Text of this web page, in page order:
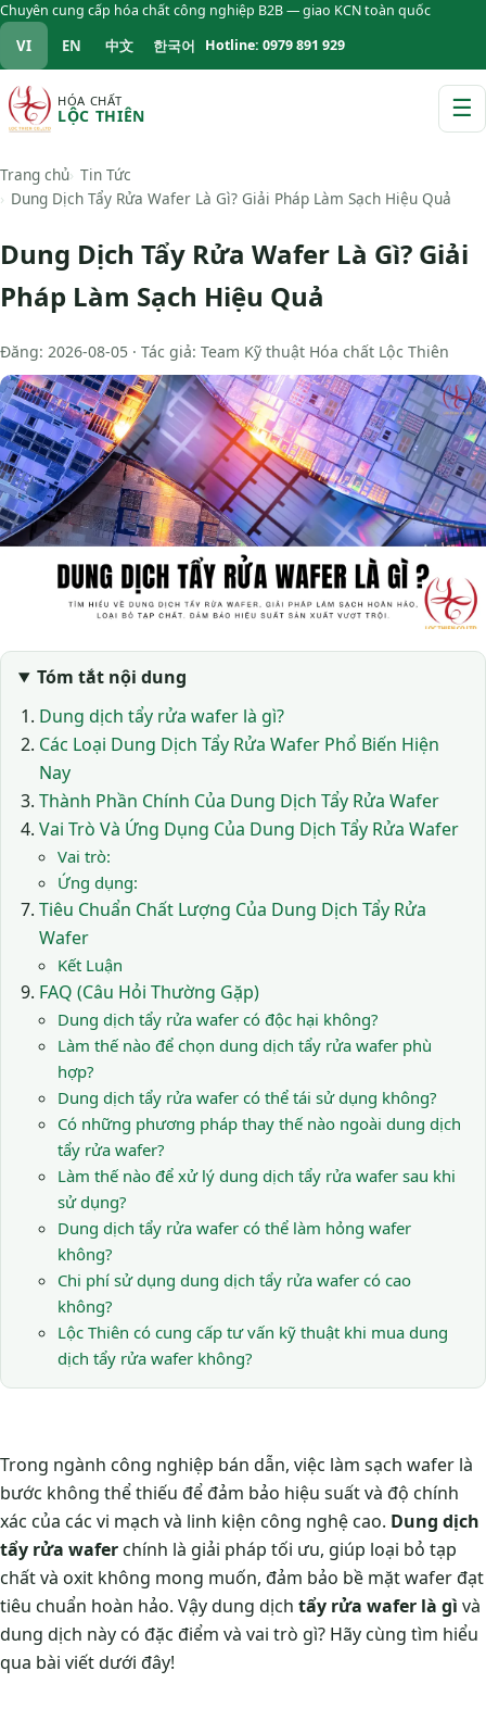
Chuyên cung cấp hóa chất công nghiệp B2B — giao KCN toàn quốc
VI EN 中文 한국어 Hotline: 0979 891 929
HÓA CHẤT
LỘC THIÊN ☰
Trang chủ Tin Tức
Dung Dịch Tẩy Rửa Wafer Là Gì? Giải Pháp Làm Sạch Hiệu Quả
Dung Dịch Tẩy Rửa Wafer Là Gì? Giải
Pháp Làm Sạch Hiệu Quả
Đăng: 2026-08-05 · Tác giả: Team Kỹ thuật Hóa chất Lộc Thiên
Tóm tắt nội dung
Dung dịch tẩy rửa wafer là gì?
Các Loại Dung Dịch Tẩy Rửa Wafer Phổ Biến Hiện
Nay
Thành Phần Chính Của Dung Dịch Tẩy Rửa Wafer
Vai Trò Và Ứng Dụng Của Dung Dịch Tẩy Rửa Wafer
Vai trò:
Ứng dụng:
Tiêu Chuẩn Chất Lượng Của Dung Dịch Tẩy Rửa
Wafer
Kết Luận
FAQ (Câu Hỏi Thường Gặp)
Dung dịch tẩy rửa wafer có độc hại không?
Làm thế nào để chọn dung dịch tẩy rửa wafer phù
hợp?
Dung dịch tẩy rửa wafer có thể tái sử dụng không?
Có những phương pháp thay thế nào ngoài dung dịch
tẩy rửa wafer?
Làm thế nào để xử lý dung dịch tẩy rửa wafer sau khi
sử dụng?
Dung dịch tẩy rửa wafer có thể làm hỏng wafer
không?
Chi phí sử dụng dung dịch tẩy rửa wafer có cao
không?
Lộc Thiên có cung cấp tư vấn kỹ thuật khi mua dung
dịch tẩy rửa wafer không?
Trong ngành công nghiệp bán dẫn, việc làm sạch wafer là
bước không thể thiếu để đảm bảo hiệu suất và độ chính
xác của các vi mạch và linh kiện công nghệ cao. Dung dịch
tẩy rửa waferchính là giải pháp tối ưu, giúp loại bỏ tạp
chất và oxit không mong muốn, đảm bảo bề mặt wafer đạt
tiêu chuẩn hoàn hảo. Vậy dung dịch tẩy rửa wafer là gì và
dung dịch này có đặc điểm và vai trò gì? Hãy cùng tìm hiểu
qua bài viết dưới đây!